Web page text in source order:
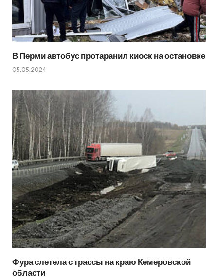
В Перми автобус протаранил киоск на остановке
05.05.2024
Фура слетела с трассы на краю Кемеровской
области